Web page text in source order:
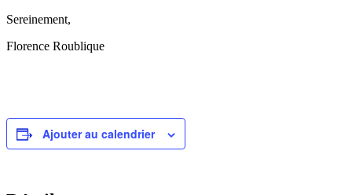
Sereinement,
Florence Roublique
Ajouter au calendrier